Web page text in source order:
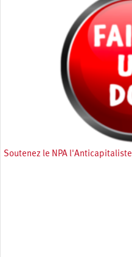
Soutenez le NPA l'Anticapitaliste